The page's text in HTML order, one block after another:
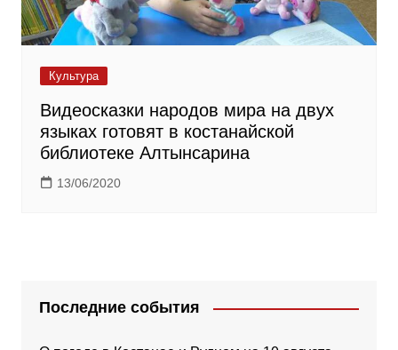
Культура
Видеосказки народов мира на двух
языках готовят в костанайской
библиотеке Алтынсарина
13/06/2020
Последние события